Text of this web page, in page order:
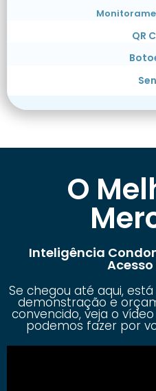
QR
O
Inteligência
Se chegou até aqui,
demonstração e
convencido, veja o
podemos fazer por